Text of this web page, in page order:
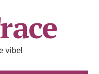
vibe!